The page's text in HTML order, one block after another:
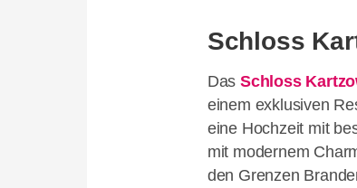
Schloss
Das Schloss
einem exklusiven
eine Hochzeit mit
mit modernem
den Grenzen